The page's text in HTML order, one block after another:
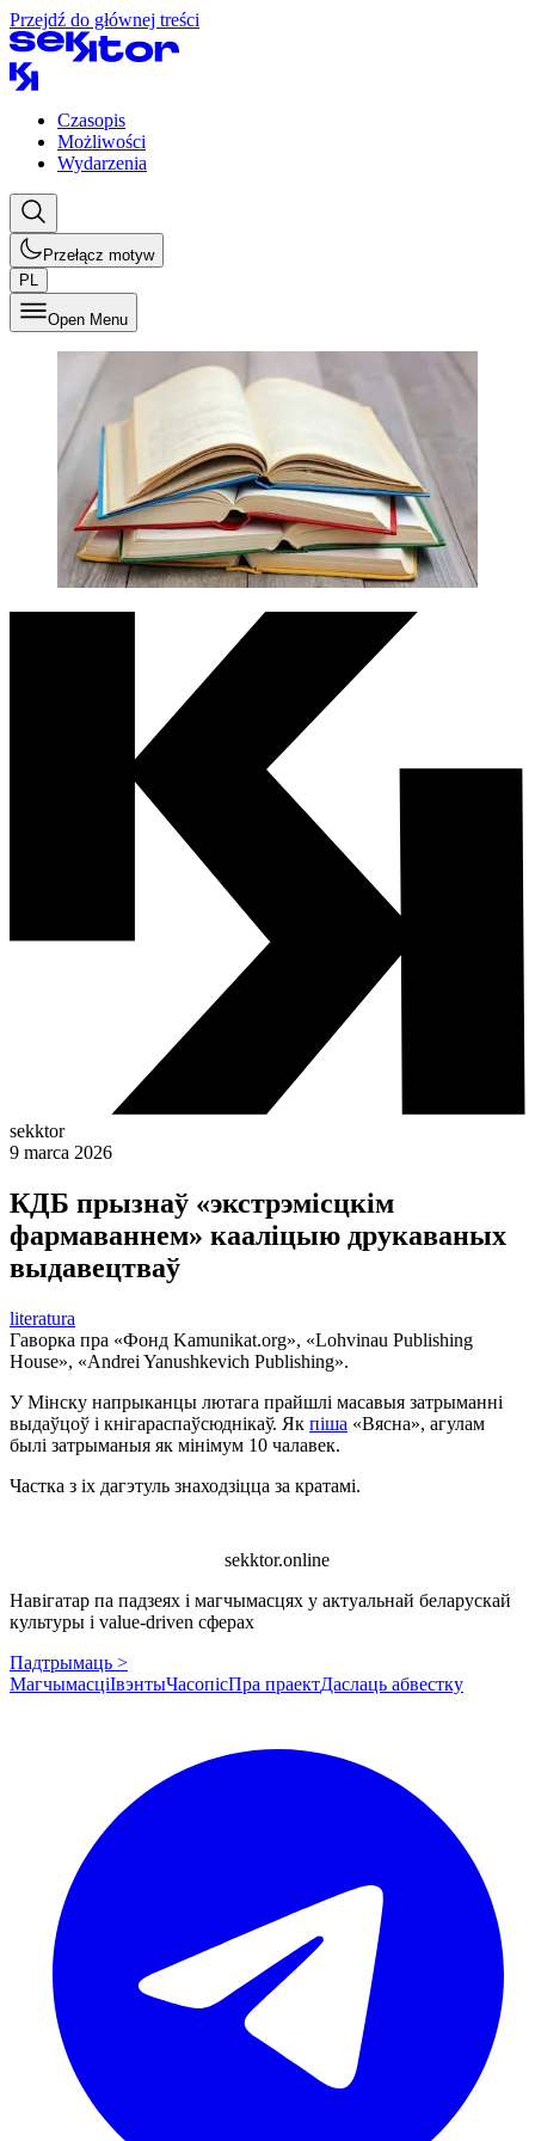
Przejdź do głównej treści
Czasopis
Możliwości
Wydarzenia
Przełącz motyw
PL
Open Menu
sekktor
9 marca 2026
КДБ прызнаў «экстрэмісцкім
фармаваннем» кааліцыю друкаваных
выдавецтваў
literatura
Гаворка пра «Фонд Kamunikat.org», «Lohvinau Publishing
House», «Andrei Yanushkevich Publishing».
У Мінску напрыканцы лютага прайшлі масавыя затрыманні
выдаўцоў і кнігараспаўсюднікаў. Як піша «Вясна», агулам
былі затрыманыя як мінімум 10 чалавек.
Частка з іх дагэтуль знаходзіцца за кратамі.
sekktor.online
Навігатар па падзеях і магчымасцях у актуальнай беларускай
культуры і value-driven сферах
Падтрымаць >
МагчымасціІвэнтыЧасопісПра праектДаслаць абвестку